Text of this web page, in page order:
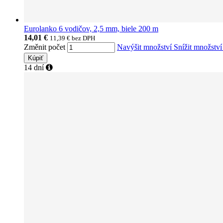
Eurolanko 6 vodičov, 2,5 mm, biele 200 m
14,01 € 11,39 € bez DPH
Změnit počet Navýšit množství Snížit
Kúpiť
14 dní